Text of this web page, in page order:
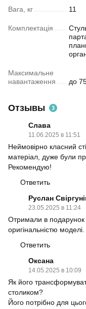
Вага, кг 11
Комплектація
Максимальне
навантаження
до
Отзывы 3
Слава
11.06.2025 в 11:51
Неймовірно класний
матеріал, дуже були
Рекомендую!
Ответить
Руслан
23.05.2025 в 11:24
Отримали в подарунок
оригінальністю
Ответить
Оксана
14.05.2025 в 10:09
Як його
столиком?
Його потрібно для